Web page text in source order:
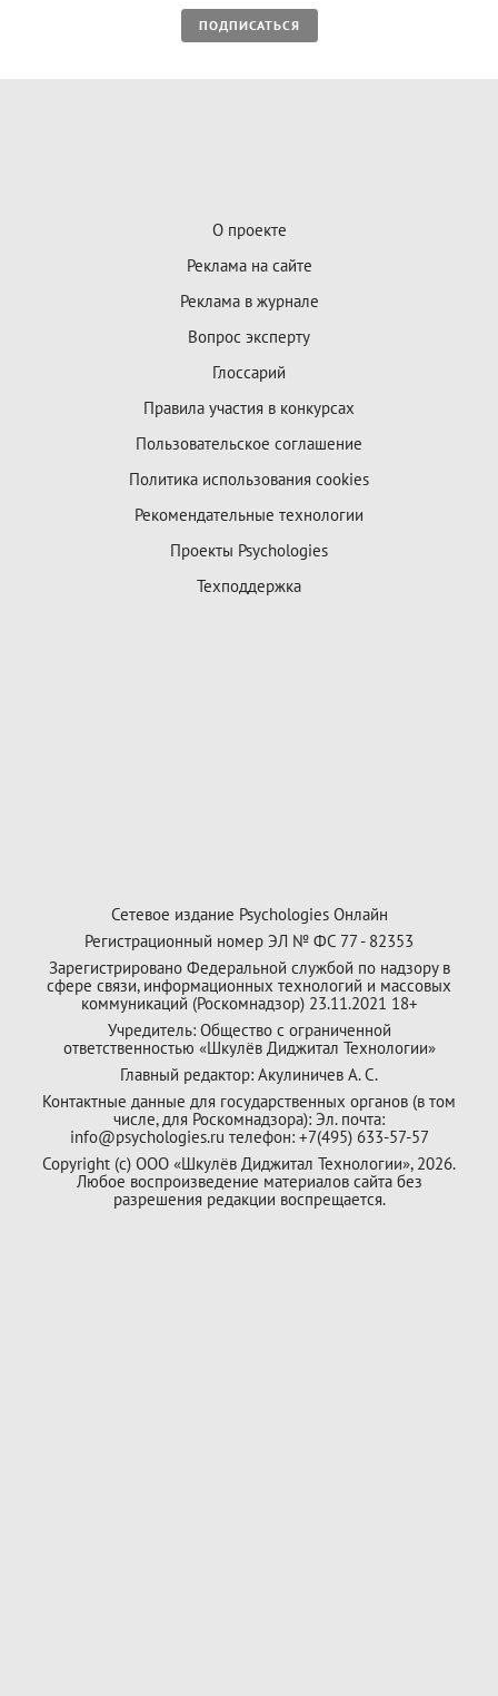
ПОДПИСАТЬСЯ
О проекте
Реклама на сайте
Реклама в журнале
Вопрос эксперту
Глоссарий
Правила участия в конкурсах
Пользовательское соглашение
Политика использования cookies
Рекомендательные технологии
Проекты Psychologies
Техподдержка
Сетевое издание Psychologies Онлайн
Регистрационный номер ЭЛ № ФС 77 - 82353
Зарегистрировано Федеральной службой по надзору в
сфере связи, информационных технологий и массовых
коммуникаций (Роскомнадзор) 23.11.2021 18+
Учредитель: Общество с ограниченной
ответственностью «Шкулёв Диджитал Технологии»
Главный редактор: Акулиничев А. С.
Контактные данные для государственных органов (в том
числе, для Роскомнадзора): Эл. почта:
info@psychologies.ru телефон: +7(495) 633-57-57
Copyright (с) ООО «Шкулёв Диджитал Технологии», 2026.
Любое воспроизведение материалов сайта без
разрешения редакции воспрещается.